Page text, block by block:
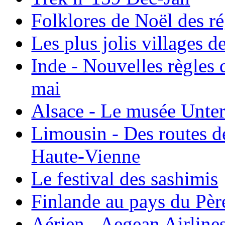
Folklores de Noël des
Les plus jolis villages
Inde - Nouvelles règles
mai
Alsace - Le musée
Limousin - Des routes
Haute-Vienne
Le festival des sashimis
Finlande au pays du